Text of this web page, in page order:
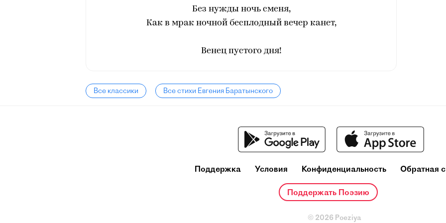
Без нужды ночь сменя,
Как в мрак ночной бесплодный вечер канет,
Венец пустого дня!
Все классики Все стихи Евгения Баратынского
Поддержка Условия Конфиденциальность Обратная
Поддержать Поэзию
© 2026 Poeziya